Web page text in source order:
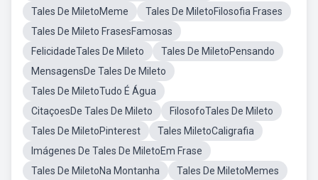
Tales De MiletoMeme
Tales De MiletoFilosofia Frases
Tales De Mileto FrasesFamosas
FelicidadeTales De Mileto
Tales De MiletoPensando
MensagensDe Tales De Mileto
Tales De MiletoTudo É Água
CitaçoesDe Tales De Mileto
FilosofoTales De Mileto
Tales De MiletoPinterest
Tales MiletoCaligrafia
Imágenes De Tales De MiletoEm Frase
Tales De MiletoNa Montanha
Tales De MiletoMemes